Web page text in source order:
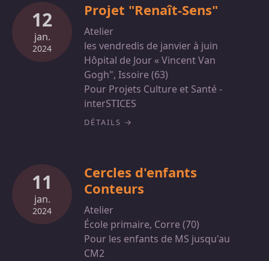
12
jan.
2024
Projet "Renaît-Sens"
Atelier
les vendredis de janvier à juin
Hôpital de Jour « Vincent Van
Gogh", Issoire (63)
Pour Projets Culture et Santé -
interSTICES
DÉTAILS
11
jan.
2024
Cercles d'enfants
Conteurs
Atelier
École primaire, Corre (70)
Pour les enfants de MS jusqu'au
CM2